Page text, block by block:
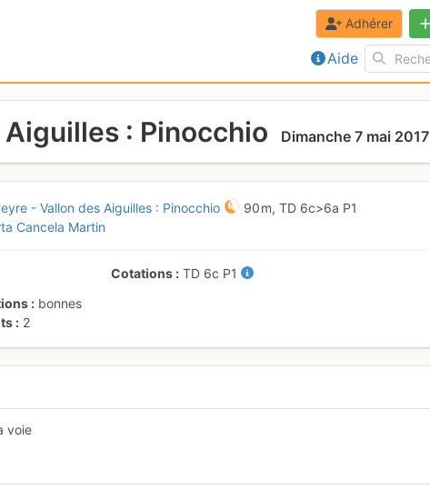
Aide
Adhérer
: Pinocchio Dimanche 7 mai 2017
- Vallon des Aiguilles : Pinocchio 90 m,TD 6c>6a P1
Cancela Martin
bonnes
2
Cotations TD 6c P1
voie